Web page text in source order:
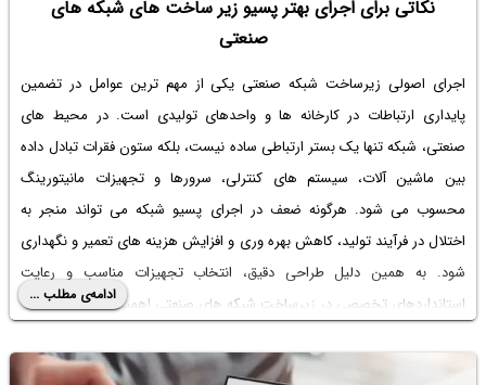
نکاتی برای اجرای بهتر پسیو زیر ساخت های شبکه های
صنعتی
اجرای اصولی زیرساخت شبکه صنعتی یکی از مهم ترین عوامل در تضمین
پایداری ارتباطات در کارخانه ها و واحدهای تولیدی است. در محیط های
صنعتی، شبکه تنها یک بستر ارتباطی ساده نیست، بلکه ستون فقرات تبادل داده
بین ماشین آلات، سیستم های کنترلی، سرورها و تجهیزات مانیتورینگ
محسوب می شود. هرگونه ضعف در اجرای پسیو شبکه می تواند منجر به
اختلال در فرآیند تولید، کاهش بهره وری و افزایش هزینه های تعمیر و نگهداری
شود. به همین دلیل طراحی دقیق، انتخاب تجهیزات مناسب و رعایت
استانداردهای تخصصی در زیرساخت شبکه های صنعتی اهمیت دو چندان دارد.
ادامه‌ی مطلب ...